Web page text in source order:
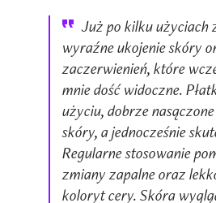
Już po kilku użyciach
wyraźne ukojenie skóry
zaczerwienień, które
mnie dość widoczne.
użyciu, dobrze
skóry, a jednocześnie
Regularne stosowanie
zmiany zapalne oraz
koloryt cery. Skóra